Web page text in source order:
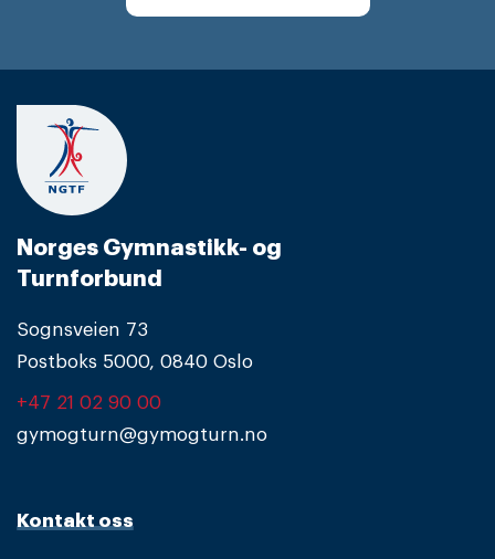
Norges Gymnastikk- og
Turnforbund
Sognsveien 73
Postboks 5000, 0840 Oslo
+47 21 02 90 00
gymogturn@gymogturn.no
Kontakt oss